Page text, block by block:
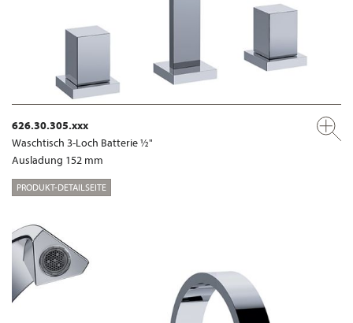
626.30.305.xxx
Waschtisch 3-Loch Batterie ½"
Ausladung 152 mm
PRODUKT-DETAILSEITE